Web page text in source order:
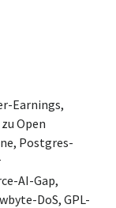
Earnings,
Open
Postgres-
AI-Gap,
DoS, GPL-